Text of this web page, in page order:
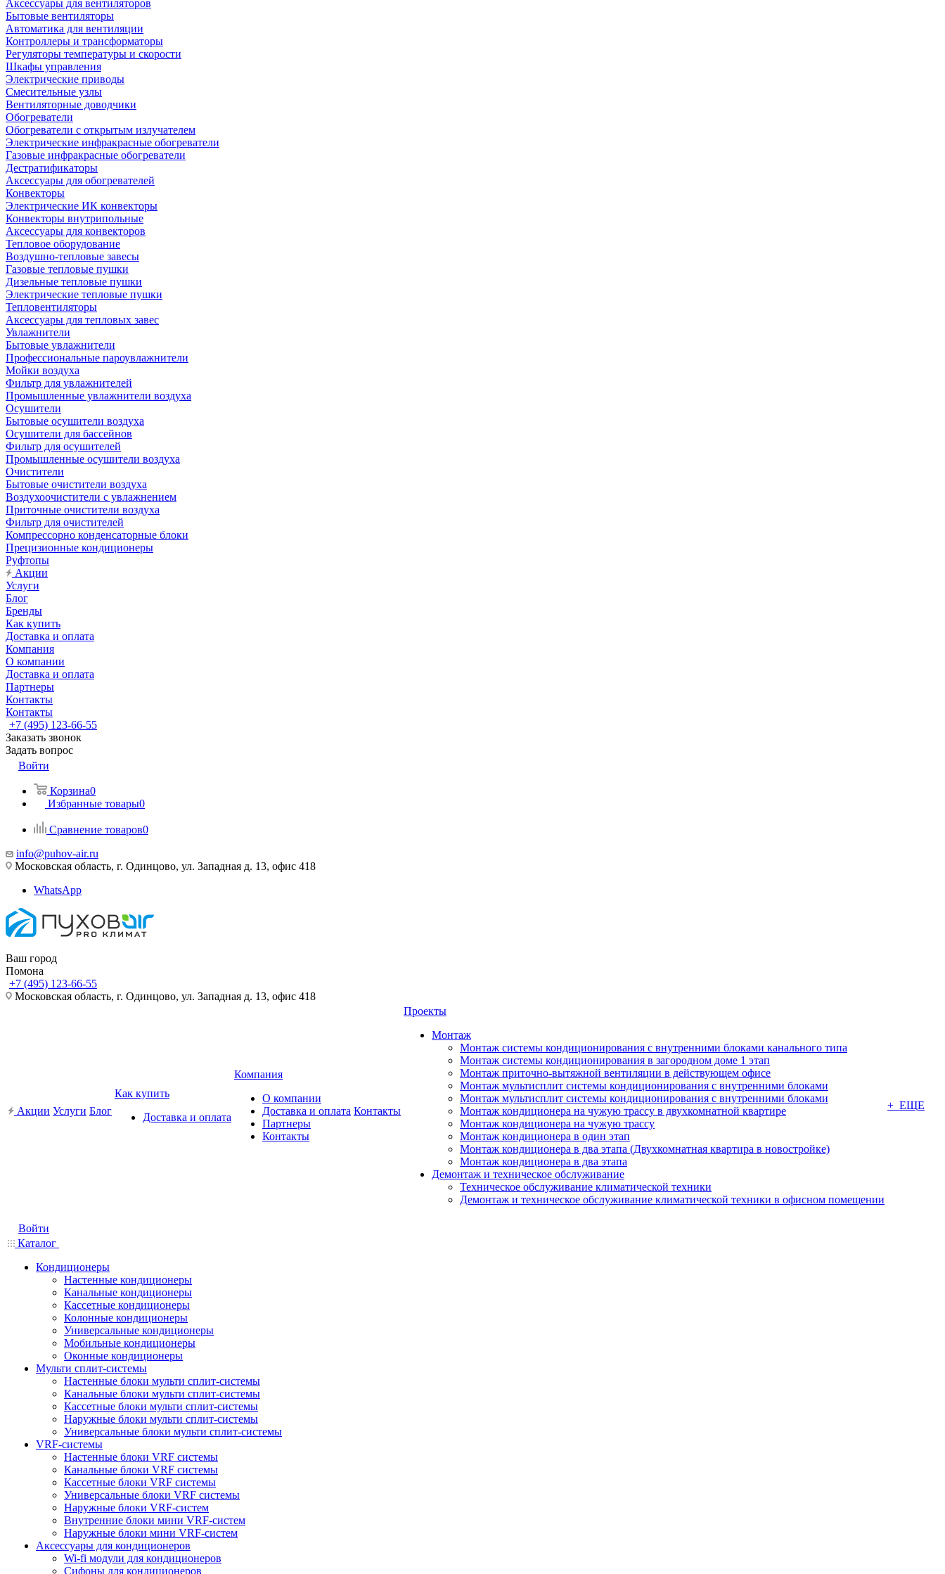
Аксессуары для вентиляторов
Бытовые вентиляторы
Автоматика для вентиляции
Контроллеры и трансформаторы
Регуляторы температуры и скорости
Шкафы управления
Электрические приводы
Смесительные узлы
Вентиляторные доводчики
Обогреватели
Обогреватели с открытым излучателем
Электрические инфракрасные обогреватели
Газовые инфракрасные обогреватели
Дестратификаторы
Аксессуары для обогревателей
Конвекторы
Электрические ИК конвекторы
Конвекторы внутрипольные
Аксессуары для конвекторов
Тепловое оборудование
Воздушно-тепловые завесы
Газовые тепловые пушки
Дизельные тепловые пушки
Электрические тепловые пушки
Тепловентиляторы
Аксессуары для тепловых завес
Увлажнители
Бытовые увлажнители
Профессиональные пароувлажнители
Мойки воздуха
Фильтр для увлажнителей
Промышленные увлажнители воздуха
Осушители
Бытовые осушители воздуха
Осушители для бассейнов
Фильтр для осушителей
Промышленные осушители воздуха
Очистители
Бытовые очистители воздуха
Воздухоочистители с увлажнением
Приточные очистители воздуха
Фильтр для очистителей
Компрессорно конденсаторные блоки
Прецизионные кондиционеры
Руфтопы
Акции
Услуги
Блог
Бренды
Как купить
Доставка и оплата
Компания
О компании
Доставка и оплата
Партнеры
Контакты
Контакты
+7 (495) 123-66-55
Заказать звонок
Задать вопрос
Войти
Корзина0
Избранные товары0
Сравнение товаров0
info@puhov-air.ru
Московская область, г. Одинцово, ул. Западная д. 13, офис 418
WhatsApp
Ваш город
Помона
+7 (495) 123-66-55
Московская область, г. Одинцово, ул. Западная д. 13, офис 418
Акции Услуги Блог
Как купить
Доставка и оплата
Компания
О компании
Доставка и оплата
Партнеры
Контакты
Контакты
Проекты
Монтаж
Монтаж системы кондиционирования с внутренними блоками канального типа
Монтаж системы кондиционирования в загородном доме 1 этап
Монтаж приточно-вытяжной вентиляции в действующем офисе
Монтаж мультисплит системы кондиционирования с внутренними блоками
Монтаж мультисплит системы кондиционирования с внутренними блоками
Монтаж кондиционера на чужую трассу в двухкомнатной квартире
Монтаж кондиционера на чужую трассу
Монтаж кондиционера в один этап
Монтаж кондиционера в два этапа (Двухкомнатная квартира в новостройке)
Монтаж кондиционера в два этапа
Демонтаж и техническое обслуживание
Техническое обслуживание климатической техники
Демонтаж и техническое обслуживание климатической техники в офисном помещении
+ ЕЩЕ
Войти
Каталог
Кондиционеры
Настенные кондиционеры
Канальные кондиционеры
Кассетные кондиционеры
Колонные кондиционеры
Универсальные кондиционеры
Мобильные кондиционеры
Оконные кондиционеры
Мульти сплит-системы
Настенные блоки мульти сплит-системы
Канальные блоки мульти сплит-системы
Кассетные блоки мульти сплит-системы
Наружные блоки мульти сплит-системы
Универсальные блоки мульти сплит-системы
VRF-системы
Настенные блоки VRF системы
Канальные блоки VRF системы
Кассетные блоки VRF системы
Универсальные блоки VRF системы
Наружные блоки VRF-систем
Внутренние блоки мини VRF-систем
Наружные блоки мини VRF-систем
Аксессуары для кондиционеров
Wi-fi модули для кондиционеров
Сифоны для кондиционеров